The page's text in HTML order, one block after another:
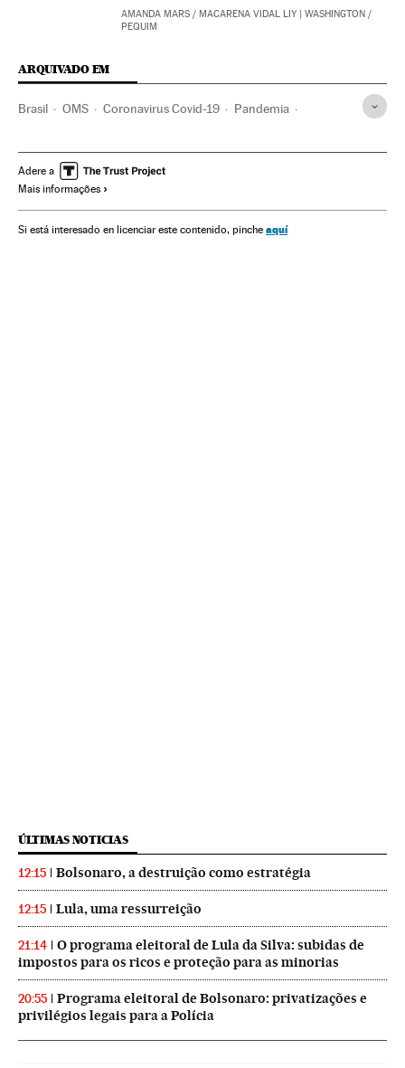
AMANDA MARS / MACARENA VIDAL LIY | WASHINGTON /
PEQUIM
ARQUIVADO EM
Brasil OMS Coronavirus Covid-19 Pandemia
Ministério Saúde Opinião
Opinião pública
Copa América Jair Bolsonaro Futebol Indiana
Adere a
Mais informações
Si está interesado en licenciar este contenido, pinche aquí
ÚLTIMAS NOTICIAS
12:15 Bolsonaro, a destruição como estratégia
12:15 Lula, uma ressurreição
21:14
O programa eleitoral de Lula da Silva: subidas de
impostos para os ricos e proteção para as minorias
20:55
Programa eleitoral de Bolsonaro: privatizações e
privilégios legais para a Polícia